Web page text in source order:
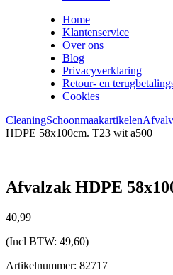
Home
Klantenservice
Over ons
Blog
Privacyverklaring
Retour- en
Cookies
CleaningSchoonmaakartikelen
HDPE 58x100cm. T23 wit a500
Afvalzak HDPE
40,99
(Incl BTW: 49,60)
Artikelnummer: 82717